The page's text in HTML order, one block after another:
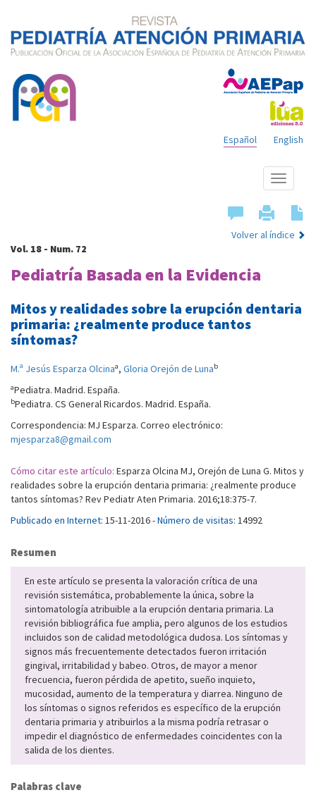
English
Español
Mostrar
menú
Volver al índice
Vol. 18 - Num. 72
Pediatría Basada en la Evidencia
Mitos y realidades sobre la erupción dentaria
primaria: ¿realmente produce tantos
síntomas?
M.ª Jesús Esparza Olcinaa, Gloria Orejón de Lunab
aPediatra. Madrid. España.
bPediatra. CS General Ricardos. Madrid. España.
Correspondencia: MJ Esparza. Correo electrónico:
mjesparza8@gmail.com
Cómo citar este artículo: Esparza Olcina MJ, Orejón de Luna G. Mitos y
realidades sobre la erupción dentaria primaria: ¿realmente produce
tantos síntomas? Rev Pediatr Aten Primaria. 2016;18:375-7.
Publicado en Internet: 15-11-2016 -Número de visitas: 14992
Resumen
En este artículo se presenta la valoración crítica de una
revisión sistemática, probablemente la única, sobre la
sintomatología atribuible a la erupción dentaria primaria. La
revisión bibliográfica fue amplia, pero algunos de los estudios
incluidos son de calidad metodológica dudosa. Los síntomas y
signos más frecuentemente detectados fueron irritación
gingival, irritabilidad y babeo. Otros, de mayor a menor
frecuencia, fueron pérdida de apetito, sueño inquieto,
mucosidad, aumento de la temperatura y diarrea. Ninguno de
los síntomas o signos referidos es específico de la erupción
dentaria primaria y atribuirlos a la misma podría retrasar o
impedir el diagnóstico de enfermedades coincidentes con la
salida de los dientes.
Palabras clave